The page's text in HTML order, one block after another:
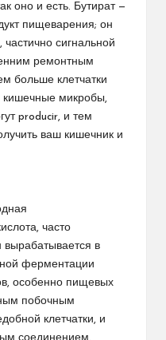
оно и есть. Бутират —
пищеварения; он
частично сигнальной
ремонтным
больше клетчатки
кишечные микробы,
producir, и тем
ваш кишечник и
часто
вырабатывается в
ферментации
особенно пищевых
побочным
клетчатки, и